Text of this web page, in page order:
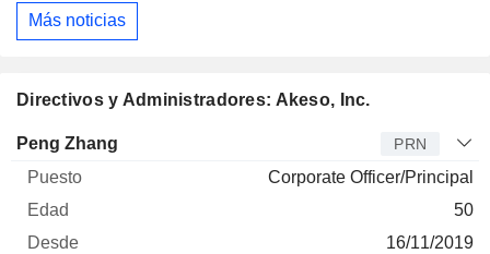
Más noticias
Directivos y Administradores: Akeso, Inc.
Director Puesto
Peng Zhang PRN
Corporate Officer/Principal
50
16/11/2019